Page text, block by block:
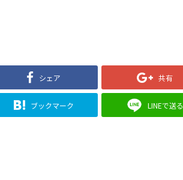
シェア 共有
ブックマーク LINEで送る